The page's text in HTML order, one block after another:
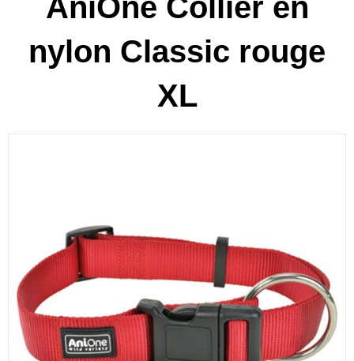
AniOne Collier en
nylon Classic rouge
XL